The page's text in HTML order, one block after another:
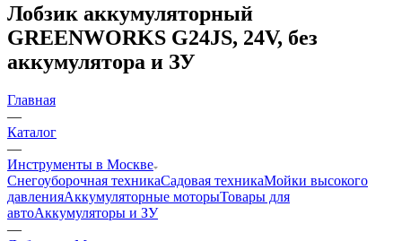
Лобзик аккумуляторный
GREENWORKS G24JS, 24V, без
аккумулятора и ЗУ
Главная
—
Каталог
—
Инструменты в Москве
Снегоуборочная техникаСадовая техникаМойки высокого
давленияАккумуляторные моторыТовары для
автоАккумуляторы и ЗУ
—